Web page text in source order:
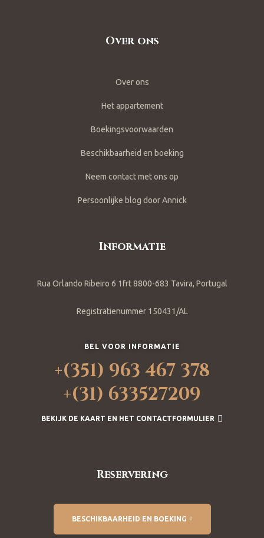
Over ons
Over ons
Het appartement
Boekingsvoorwaarden
Beschikbaarheid en boeking
Neem contact met ons op
Persoonlijke blog door Annick
Informatie
Rua Orlando Ribeiro 6 1frt 8800-683 Tavira, Portugal
Registratienummer 150431/AL
BEL VOOR INFORMATIE
+(351) 963 467 378
+(31) 633527209
BEKIJK DE KAART EN HET CONTACTFORMULIER
Reservering
BESCHIKBAARHEID EN BOEKING